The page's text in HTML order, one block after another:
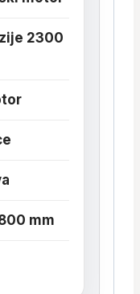
2300
mm